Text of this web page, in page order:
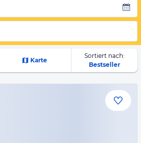
Karte
Sortiert nach:
Bestseller